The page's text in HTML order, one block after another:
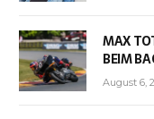
MAX
BEIM
August 6,